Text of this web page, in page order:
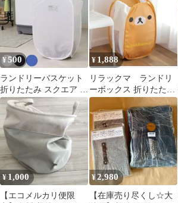
¥ 500
ランドリーバスケット
折りたたみ スクエア （
ランドリー バスケット
ランドリーボックス ボ
ックス スリム 洗濯 コ
ンパクト 洗濯かご 洗濯
カゴ 衣類収納 衣類 収
納 ランドリー収納 持ち
手 持ち運び ）)
¥ 1,888
リラックマ ランドリ
ーボックス 折りたたみ
バスケット 新品 メッシ
ュ収納
¥1,000
【エコメルカリ便限
¥2,980
【在庫売り尽くし☆大